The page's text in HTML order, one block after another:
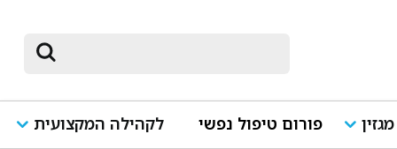
מגזין פורום טיפול נפשי לקהילה המקצועית